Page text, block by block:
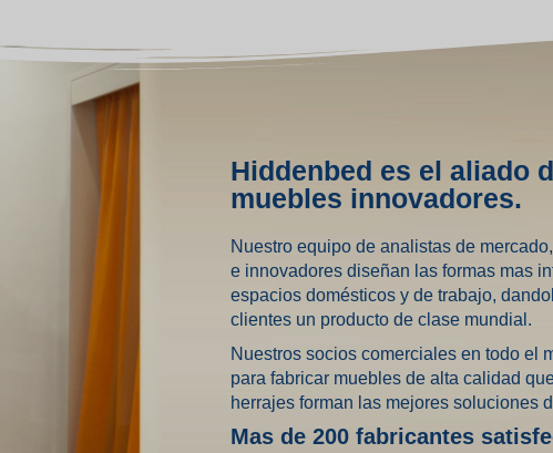
Hiddenbed es el aliado
muebles innovadores.
Nuestro equipo de analistas de
e innovadores diseñan las formas mas
espacios domésticos y de trabajo,
clientes un producto de clase mundial.
Nuestros socios comerciales en todo el
para fabricar muebles de alta calidad
herrajes forman las mejores soluciones
Mas de 200 fabricantes